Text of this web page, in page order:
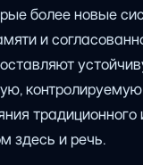
более новые
и
традиционного
здесь и речь.